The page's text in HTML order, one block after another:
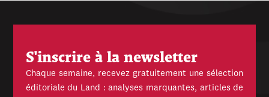
S'inscrire à la newsletter
Chaque semaine, recevez gratuitement une sélection
éditoriale du Land : analyses marquantes, articles de